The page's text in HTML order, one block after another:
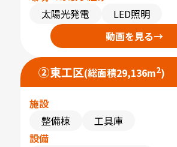
太陽光発電
LED照明
動画を見る→
②東工区(総面積29,136m2)
施設
整備棟
工具庫
設備